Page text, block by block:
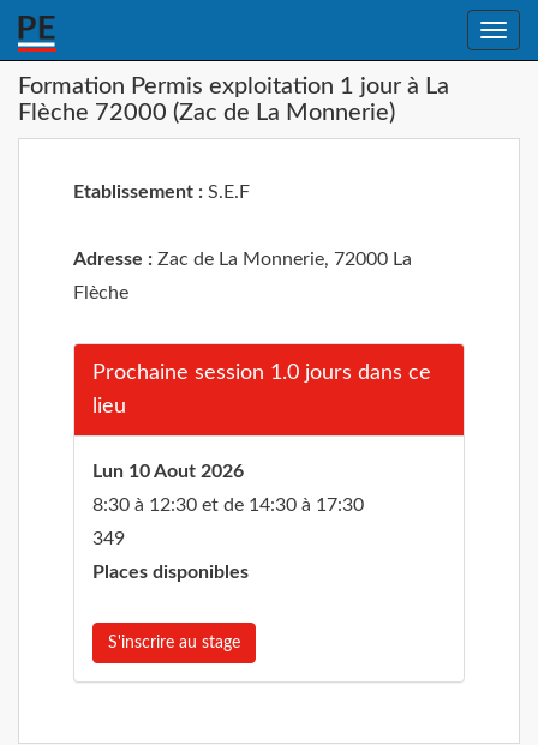
Toggle
Formation Permis exploitation 1 jour à La
Flèche 72000 (Zac de La Monnerie)
Etablissement : S.E.F
Adresse : Zac de La Monnerie, 72000 La
Flèche
Prochaine session 1.0 jours dans ce
lieu
Lun 10 Aout 2026
8:30 à 12:30 et de 14:30 à 17:30
349
Places disponibles
S'inscrire au stage